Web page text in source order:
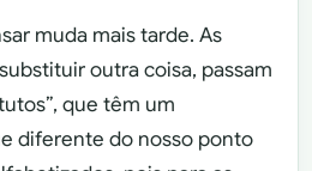
muda mais tarde. As
outra coisa, passam
que têm um
diferente do nosso ponto